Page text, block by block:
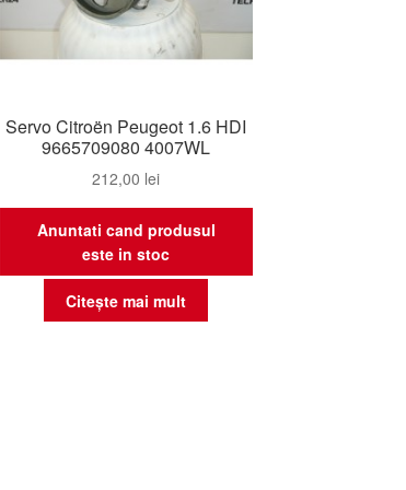
Servo Citroën Peugeot 1.6 HDI
9665709080 4007WL
212,00 lei
Anuntati cand produsul
este in stoc
Citește mai mult